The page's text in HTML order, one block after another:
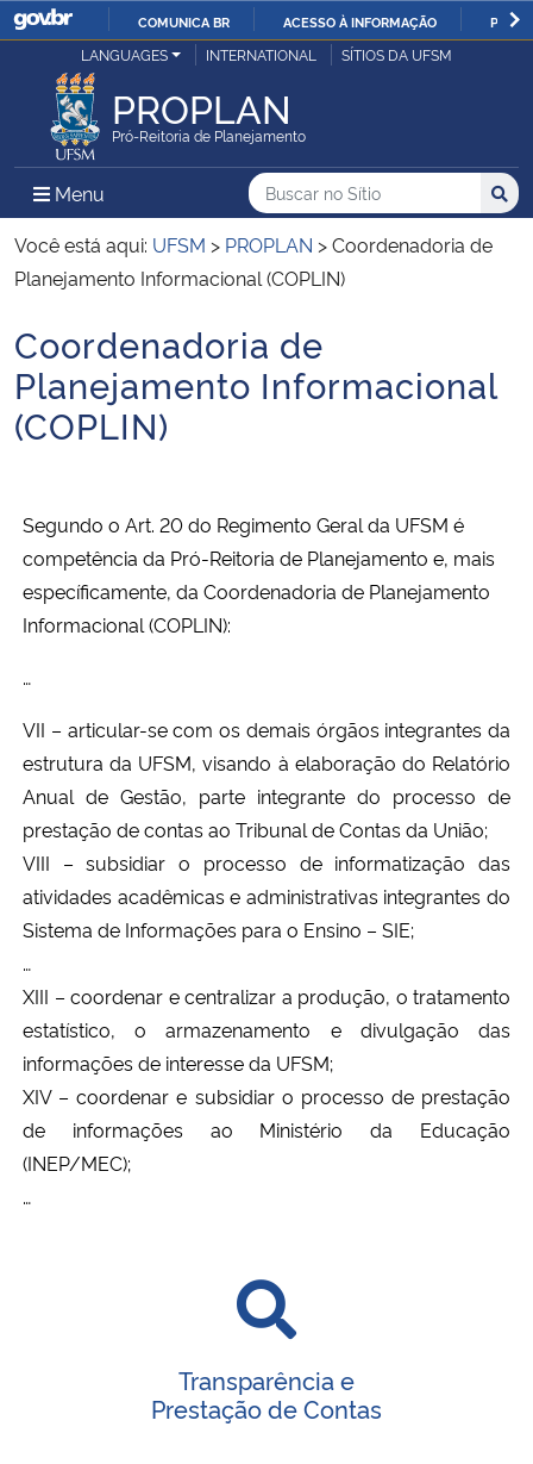
IR
O
COMUNICA BR ACESSO À INFORMAÇÃO
Ministério da Justiça e Segurança Pública
Ministério da Defesa
Ministério das Relações Exteriores
Ministério da Infraestrutura
Ministério da Agricultura, Pecuária e Abastecimento
Ministério da Cidadania
Ministério da Saúde
Ministério de Minas e Energia
Ministério da Ciência, Tecnologia, Inovações e Comunicações
Ministério do Meio Ambiente
Ministério do Turismo
Ministério do Desenvolvimento Regional
Controladoria-Geral da União
Ministério da Mulher, da Família e dos Direitos Humanos
Secretaria-Geral
LANGUAGES INTERNATIONAL SÍTIOS DA UFSM
PROPLAN
Pró-Reitoria de Planejamento
Menu Menu Principal do Sítio
Busca
Buscar no no Sítio
Busca:
Você está aqui: UFSM > PROPLAN >Coordenadoria de
Planejamento Informacional (COPLIN)
Início do conteúdo
Coordenadoria de
Planejamento Informacional
(COPLIN)
Segundo o Art. 20 do Regimento Geral da UFSM é
competência da Pró-Reitoria de Planejamento e, mais
específicamente, da Coordenadoria de Planejamento
Informacional (COPLIN):
…
VII – articular-se com os demais órgãos integrantes da
estrutura da UFSM, visando à elaboração do Relatório
Anual de Gestão, parte integrante do processo de
prestação de contas ao Tribunal de Contas da União;
VIII – subsidiar o processo de informatização das
atividades acadêmicas e administrativas integrantes do
Sistema de Informações para o Ensino – SIE;
…
XIII – coordenar e centralizar a produção, o tratamento
estatístico, o armazenamento e divulgação das
informações de interesse da UFSM;
XIV – coordenar e subsidiar o processo de prestação
de informações ao Ministério da Educação
(INEP/MEC);
…
Transparência e
Prestação de Contas